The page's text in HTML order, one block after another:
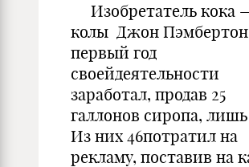
Изобретатель кока
колы Джон
первый год
своейдеятельности
заработал, продав 25
галлонов сиропа, лишь
Из них 46потратил на
рекламу, поставив на